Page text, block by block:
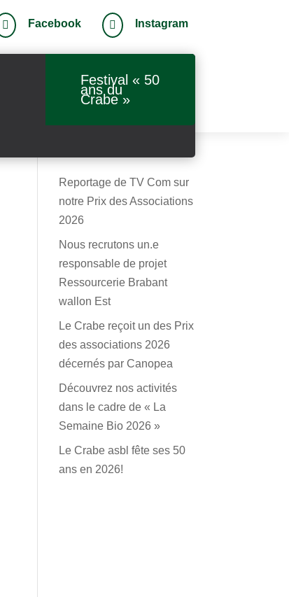
 Facebook  Instagram
Festival « 50
ans du
Crabe »
Reportage de TV Com sur
notre Prix des Associations
2026
Nous recrutons un.e
responsable de projet
Ressourcerie Brabant
wallon Est
Le Crabe reçoit un des Prix
des associations 2026
décernés par Canopea
Découvrez nos activités
dans le cadre de « La
Semaine Bio 2026 »
Le Crabe asbl fête ses 50
ans en 2026!